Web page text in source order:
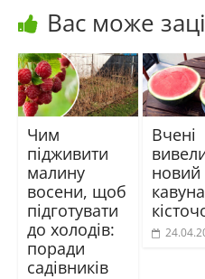
Вас може
Чим
підживити
малину
восени, щоб
підготувати
до холодів:
поради
садівників
Вчені
новий